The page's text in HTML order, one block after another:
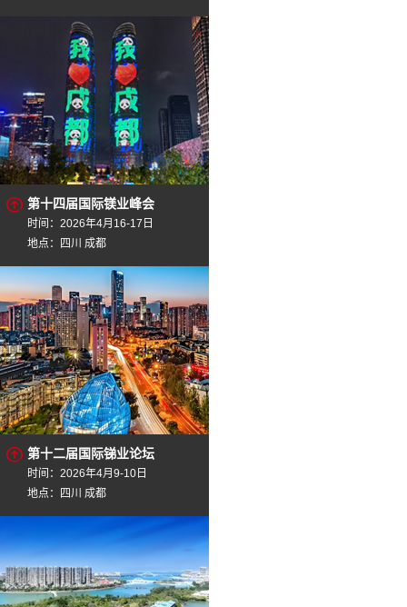
第十四届国际镁业峰会
时间：2026年4月16-17日
地点：四川 成都
第十二届国际锑业论坛
时间：2026年4月9-10日
地点：四川 成都